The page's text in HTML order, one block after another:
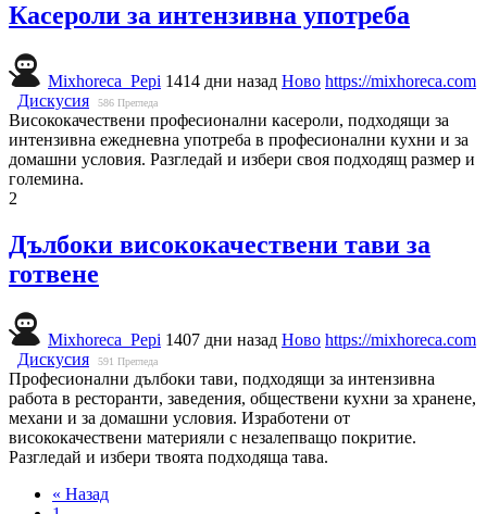
Касероли за интензивна употреба
Mixhoreca_Pepi 1414 дни назад Ново https://mixhoreca.com
Дискусия
586 Прегледа
Висококачествени професионални касероли, подходящи за
интензивна ежедневна употреба в професионални кухни и за
домашни условия. Разгледай и избери своя подходящ размер и
големина.
2
Дълбоки висококачествени тави за
готвене
Mixhoreca_Pepi 1407 дни назад Ново https://mixhoreca.com
Дискусия
591 Прегледа
Професионални дълбоки тави, подходящи за интензивна
работа в ресторанти, заведения, обществени кухни за хранене,
механи и за домашни условия. Изработени от
висококачествени материяли с незалепващо покритие.
Разгледай и избери твоята подходяща тава.
« Назад